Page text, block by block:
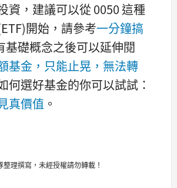
資，建議可以從 0050 這種
開始，請參考一分鐘搞
基礎概念之後可以延伸閱
基金，只能止晃，無法轉
何選好基金的你可以試試：
真價值 。
理撰寫，未經授權請勿轉載！